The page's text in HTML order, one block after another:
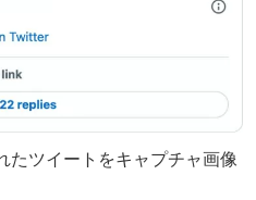
たツイートをキャプチャ画像